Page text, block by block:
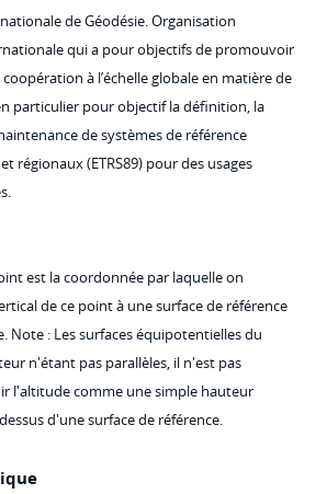
de Géodésie. Organisation
qui a pour objectifs de promouvoir
à l’échelle globale en matière de
particulier pour objectif la définition, la
de systèmes de référence
régionaux (ETRS89) pour des usages
est la coordonnée par laquelle on
de ce point à une surface de référence
Note : Les surfaces équipotentielles du
n'étant pas parallèles, il n'est pas
l'altitude comme une simple hauteur
d'une surface de référence.